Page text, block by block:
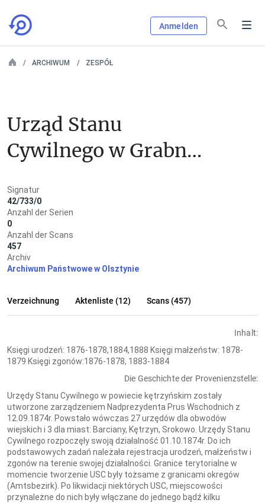
Anmelden
ARCHIWUM ZESPÓŁ
Urząd Stanu
Cywilnego w Grabnie
Signatur
42/733/0
Anzahl der Serien
0
Anzahl der Scans
457
Archiv
Archiwum Państwowe w Olsztynie
Verzeichnung Aktenliste (12) Scans (457)
Inhalt:
Księgi urodzeń: 1876-1878,1884,1888 Księgi małżeństw: 1878-
1879 Księgi zgonów:1876-1878, 1883-1884
Die Geschichte der Provenienzstelle:
Urzędy Stanu Cywilnego w powiecie kętrzyńskim zostały
utworzone zarządzeniem Nadprezydenta Prus Wschodnich z
12.09.1874r. Powstało wówczas 27 urzędów dla obwodów
wiejskich i 3 dla miast: Barciany, Kętrzyn, Srokowo. Urzędy Stanu
Cywilnego rozpoczęły swoją działalność 01.10.1874r. Do ich
podstawowych zadań należała rejestracja urodzeń, małżeństw i
zgonów na terenie swojej działalności. Granice terytorialne w
momencie tworzenie USC były tożsame z granicami okregów
(Amtsbezirk). Po likwidacji niektórych USC, miejscowości
przynależne do nich były włączane do jednego bądź kilku